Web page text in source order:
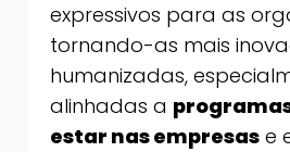
expressivos para as
tornando-as mais
humanizadas,
alinhadas a
estar nas empresas e